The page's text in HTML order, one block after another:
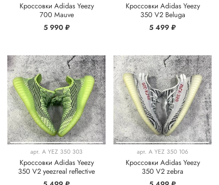
Кроссовки Adidas Yeezy
700 Mauve
5 990 ₽
Кроссовки Adidas Yeezy
350 V2 Beluga
5 499 ₽
арт. A YEZ 350 303
Кроссовки Adidas Yeezy
350 V2 yeezreal reflective
арт. A YEZ 350 106
Кроссовки Adidas Yeezy
350 V2 zebra